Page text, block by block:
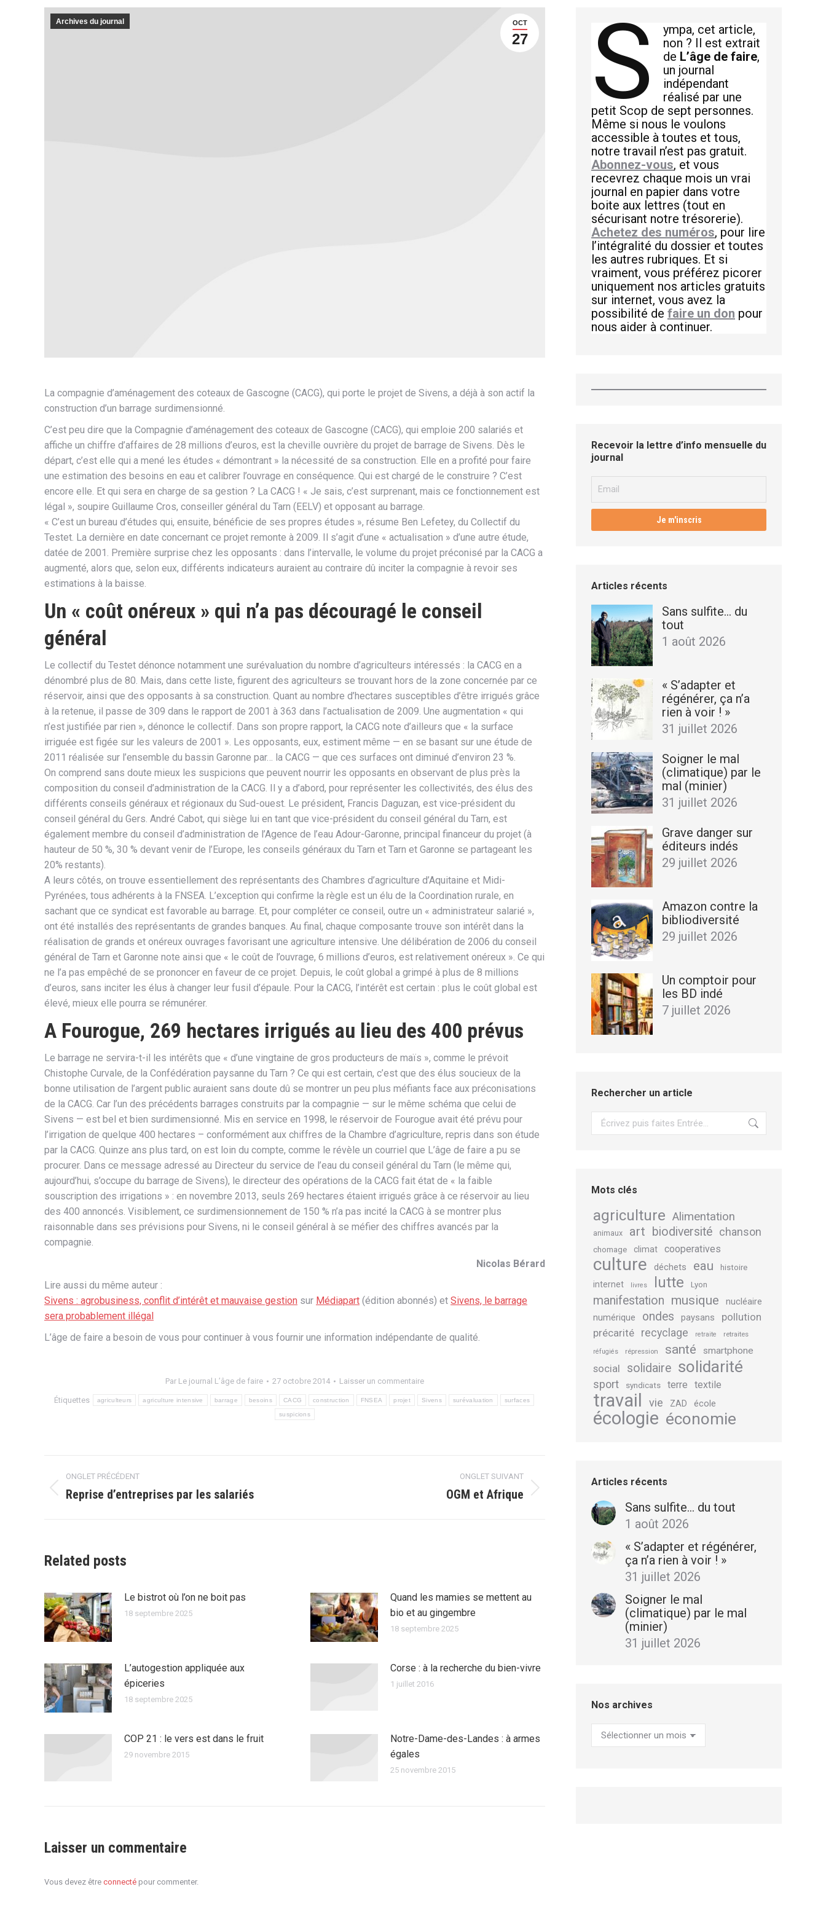
OCT
27
Archives du journal
La compagnie d’aménagement des coteaux de Gascogne (CACG), qui porte le projet de Sivens, a déjà à son actif la
construction d’un barrage surdimensionné.
C’est peu dire que la Compagnie d’aménagement des coteaux de Gascogne (CACG), qui emploie 200 salariés et
affiche un chiffre d’affaires de 28 millions d’euros, est la cheville ouvrière du projet de barrage de Sivens. Dès le
départ, c’est elle qui a mené les études « démontrant » la nécessité de sa construction. Elle en a profité pour faire
une estimation des besoins en eau et calibrer l’ouvrage en conséquence. Qui est chargé de le construire ? C’est
encore elle. Et qui sera en charge de sa gestion ? La CACG ! « Je sais, c’est surprenant, mais ce fonctionnement est
légal », soupire Guillaume Cros, conseiller général du Tarn (EELV) et opposant au barrage.
« C’est un bureau d’études qui, ensuite, bénéficie de ses propres études », résume Ben Lefetey, du Collectif du
Testet. La dernière en date concernant ce projet remonte à 2009. Il s’agit d’une « actualisation » d’une autre étude,
datée de 2001. Première surprise chez les opposants : dans l’intervalle, le volume du projet préconisé par la CACG a
augmenté, alors que, selon eux, différents indicateurs auraient au contraire dû inciter la compagnie à revoir ses
estimations à la baisse.
Un « coût onéreux » qui n’a pas découragé le conseil
général­­­­
Le collectif du Testet dénonce notamment une surévaluation du nombre d’agriculteurs intéressés : la CACG en a
dénombré plus de 80. Mais, dans cette liste, figurent des agriculteurs se trouvant hors de la zone concernée par ce
réservoir, ainsi que des opposants à sa construction. Quant au nombre d’hectares susceptibles d’être irrigués grâce
à la retenue, il passe de 309 dans le rapport de 2001 à 363 dans l’actualisation de 2009. Une augmentation « qui
n’est justifiée par rien », dénonce le collectif. Dans son propre rapport, la CACG note d’ailleurs que « la surface
irriguée est figée sur les valeurs de 2001 ». Les opposants, eux, estiment même — en se basant sur une étude de
2011 réalisée sur l’ensemble du bassin Garonne par… la CACG — que ces surfaces ont diminué d’environ 23 %.
On comprend sans doute mieux les suspicions que peuvent nourrir les opposants en observant de plus près la
composition du conseil d’administration de la CACG. Il y a d’abord, pour représenter les collectivités, des élus des
différents conseils généraux et régionaux du Sud-ouest. Le président, Francis Daguzan, est vice-président du
conseil général du Gers. André Cabot, qui siège lui en tant que vice-président du conseil général du Tarn, est
également membre du conseil d’administration de l’Agence de l’eau Adour-Garonne, principal financeur du projet (à
hauteur de 50 %, 30 % devant venir de l’Europe, les conseils généraux du Tarn et Tarn et Garonne se partageant les
20% restants).
A leurs côtés, on trouve essentiellement des représentants des Chambres d’agriculture d’Aquitaine et Midi-
Pyrénées, tous adhérents à la FNSEA. L’exception qui confirme la règle est un élu de la Coordination rurale, en
sachant que ce syndicat est favorable au barrage. Et, pour compléter ce conseil, outre un « administrateur salarié »,
ont été installés des représentants de grandes banques. Au final, chaque composante trouve son intérêt dans la
réalisation de grands et onéreux ouvrages favorisant une agriculture intensive. Une délibération de 2006 du conseil
général de Tarn et Garonne note ainsi que « le coût de l’ouvrage, 6 millions d’euros, est relativement onéreux ». Ce qui
ne l’a pas empêché de se prononcer en faveur de ce projet. Depuis, le coût global a grimpé à plus de 8 millions
d’euros, sans inciter les élus à changer leur fusil d’épaule. Pour la CACG, l’intérêt est certain : plus le coût global est
élevé, mieux elle pourra se rémunérer.
A Fourogue, 269 hectares irrigués au lieu des 400 prévus
Le barrage ne servira-t-il les intérêts que « d’une vingtaine de gros producteurs de maïs », comme le prévoit
Chistophe Curvale, de la Confédération paysanne du Tarn ? Ce qui est certain, c’est que des élus soucieux de la
bonne utilisation de l’argent public auraient sans doute dû se montrer un peu plus méfiants face aux préconisations
de la CACG. Car l’un des précédents barrages construits par la compagnie — sur le même schéma que celui de
Sivens — est bel et bien surdimensionné. Mis en service en 1998, le réservoir de Fourogue avait été prévu pour
l’irrigation de quelque 400 hectares – conformément aux chiffres de la Chambre d’agriculture, repris dans son étude
par la CACG. Quinze ans plus tard, on est loin du compte, comme le révèle un courriel que L’âge de faire a pu se
procurer. Dans ce message adressé au Directeur du service de l’eau du conseil général du Tarn (le même qui,
aujourd’hui, s’occupe du barrage de Sivens), le directeur des opérations de la CACG fait état de « la faible
souscription des irrigations » : en novembre 2013, seuls 269 hectares étaient irrigués grâce à ce réservoir au lieu
des 400 annoncés. Visiblement, ce surdimensionnement de 150 % n’a pas incité la CACG à se montrer plus
raisonnable dans ses prévisions pour Sivens, ni le conseil général à se méfier des chiffres avancés par la
compagnie.
Nicolas Bérard
Lire aussi du même auteur :
Sivens : agrobusiness, conflit d’intérêt et mauvaise gestion sur Médiapart (édition abonnés) et Sivens, le barrage
sera probablement illégal
L’âge de faire a besoin de vous pour continuer à vous fournir une information indépendante de qualité.
Par Le journal L’âge de faire 27 octobre 2014 Laisser un commentaire
Étiquettes agriculteurs agriculture intensive barrage besoins CACG construction FNSEA projet Sivens surévaluation surfaces
suspicions
Navigation
de
ONGLET PRÉCÉDENT
Onglet
Reprise d’entreprises par les salariés
ONGLET SUIVANT
OGM et Afrique
Related posts
Le bistrot où l’on ne boit pas
18 septembre 2025
Quand les mamies se mettent au
bio et au gingembre
18 septembre 2025
L’autogestion appliquée aux
épiceries
18 septembre 2025
Corse : à la recherche du bien-vivre
1 juillet 2016
COP 21 : le vers est dans le fruit
29 novembre 2015
Notre-Dame-des-Landes : à armes
égales
25 novembre 2015
Laisser un commentaire
Vous devez être connecté pour commenter.
S
ympa, cet article,
non ? Il est extrait
de L’âge de faire,
un journal
indépendant
réalisé par une
petit Scop de sept personnes.
Même si nous le voulons
accessible à toutes et tous,
notre travail n’est pas gratuit.
Abonnez-vous, et vous
recevrez chaque mois un vrai
journal en papier dans votre
boite aux lettres (tout en
sécurisant notre trésorerie).
Achetez des numéros, pour lire
l’intégralité du dossier et toutes
les autres rubriques. Et si
vraiment, vous préférez picorer
uniquement nos articles gratuits
sur internet, vous avez la
possibilité de faire un don pour
nous aider à continuer.
Recevoir la lettre d’info mensuelle du
journal
Articles récents
Sans sulfite… du
tout
1 août 2026
« S’adapter et
régénérer, ça n’a
rien à voir ! »
31 juillet 2026
Soigner le mal
(climatique) par le
mal (minier)
31 juillet 2026
Grave danger sur
éditeurs indés
29 juillet 2026
Amazon contre la
bibliodiversité
29 juillet 2026
Un comptoir pour
les BD indé
7 juillet 2026
Rechercher un article
Recherche
Mots clés
agriculture Alimentation
animaux art biodiversité chanson
chomage climat cooperatives
culture déchets eau histoire
internet livres lutte Lyon
manifestation musique
nucléaire
numérique
ondes paysans
pollution
précarité
recyclage retraite retraites
réfugiés répression santé smartphone
social solidaire solidarité
sport syndicats terre textile
travail vie ZAD école
écologie économie
Articles récents
Sans sulfite… du tout
1 août 2026
« S’adapter et régénérer,
ça n’a rien à voir ! »
31 juillet 2026
Soigner le mal
(climatique) par le mal
(minier)
31 juillet 2026
Nos archives
Nos
archives